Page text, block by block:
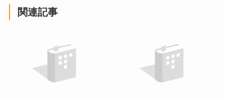
関連記事